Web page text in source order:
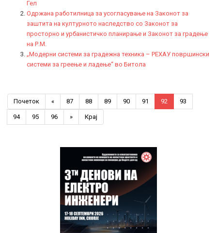
Гел
Одржана работилница за усогласување на Законот за
заштита на културното наследство со Законот за
просторно и урбанистичко планирање и Законот за градење
на Р.М.
„Модерни системи за градежна техника – РЕХАУ површински
системи за греење и ладење“ во Битола
Почеток « 87 88 89 90 91 92 93
94 95 96 » Крај